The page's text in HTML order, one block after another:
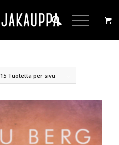
15 Tuotetta per sivu